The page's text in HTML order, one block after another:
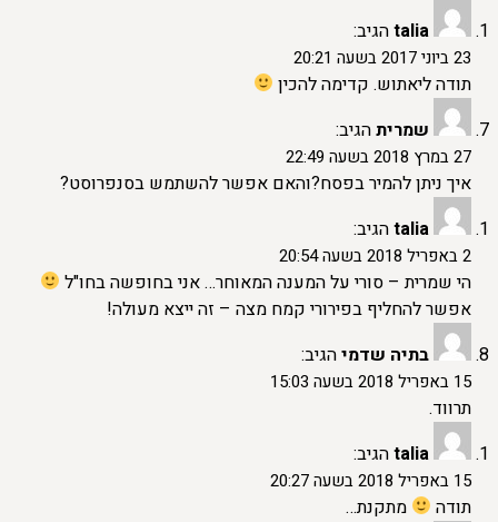
taliaהגיב:
23 ביוני 2017 בשעה 20:21
תודה ליאתוש. קדימה להכין
שמריתהגיב:
27 במרץ 2018 בשעה 22:49
איך ניתן להמיר בפסח?והאם אפשר להשתמש בסנפרוסט?
taliaהגיב:
2 באפריל 2018 בשעה 20:54
הי שמרית – סורי על המענה המאוחר… אני בחופשה בחו"ל
אפשר להחליף בפירורי קמח מצה – זה ייצא מעולה!
בתיה שדמיהגיב:
15 באפריל 2018 בשעה 15:03
תרווד.
taliaהגיב:
15 באפריל 2018 בשעה 20:27
תודה
מתקנת…